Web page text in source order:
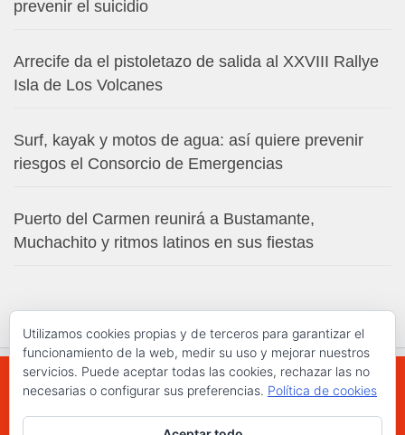
prevenir el suicidio
Arrecife da el pistoletazo de salida al XXVIII Rallye
Isla de Los Volcanes
Surf, kayak y motos de agua: así quiere prevenir
riesgos el Consorcio de Emergencias
Puerto del Carmen reunirá a Bustamante,
Muchachito y ritmos latinos en sus fiestas
WWW.ELCHAPLON.COM © 2026. Todos los
Utilizamos cookies propias y de terceros para garantizar el
funcionamiento de la web, medir su uso y mejorar nuestros
servicios. Puede aceptar todas las cookies, rechazar las no
necesarias o configurar sus preferencias. Política de cookies